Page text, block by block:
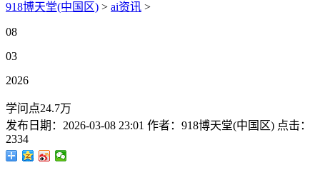
918博天堂(中国区) > ai资讯 >
08
03
2026
学问点24.7万
发布日期： 2026-03-08 23:01 作者： 918博天堂(中国区) 点击：
2334